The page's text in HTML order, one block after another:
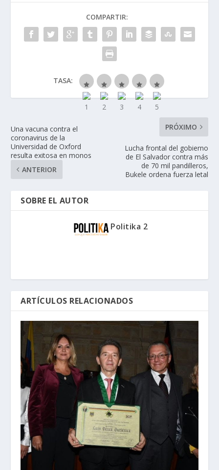
COMPARTIR:
TASA:
Una vacuna contra el
coronavirus de la
Universidad de Oxford
resulta exitosa en monos
ANTERIOR
PRÓXIMO
Lucha frontal del gobierno
de El Salvador contra más
de 70 mil pandilleros,
Bukele ordena fuerza letal
SOBRE EL AUTOR
Politika 2
ARTÍCULOS RELACIONADOS